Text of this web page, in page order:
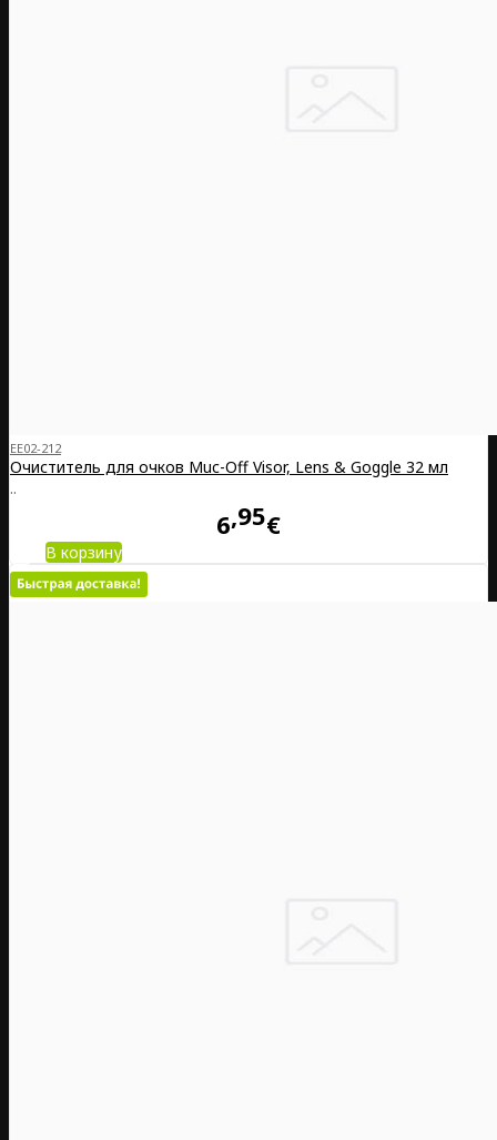
EE02-212
Очиститель для очков Muc-Off Visor, Lens & Goggle 32 мл
..
6 95€
В корзину